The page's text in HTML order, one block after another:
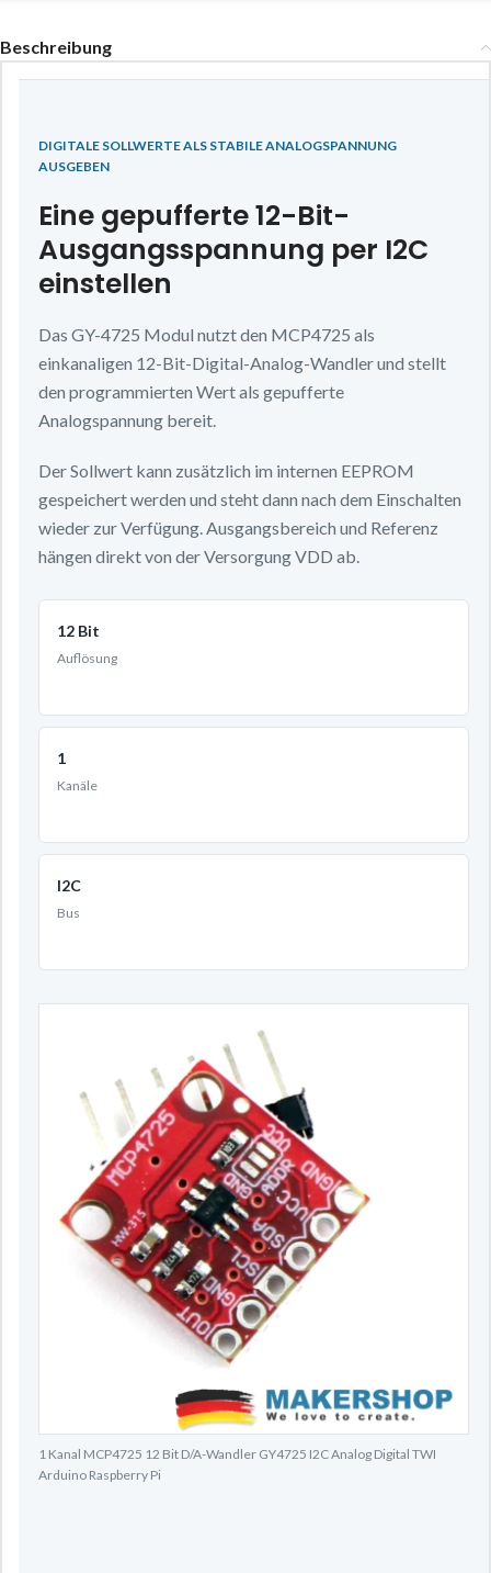
Beschreibung
DIGITALE SOLLWERTE ALS STABILE ANALOGSPANNUNG
AUSGEBEN
Eine gepufferte 12-Bit-
Ausgangsspannung per I2C
einstellen
Das GY-4725 Modul nutzt den MCP4725 als
einkanaligen 12-Bit-Digital-Analog-Wandler und stellt
den programmierten Wert als gepufferte
Analogspannung bereit.
Der Sollwert kann zusätzlich im internen EEPROM
gespeichert werden und steht dann nach dem Einschalten
wieder zur Verfügung. Ausgangsbereich und Referenz
hängen direkt von der Versorgung VDD ab.
12 Bit
Auflösung
1
Kanäle
I2C
Bus
1 Kanal MCP4725 12 Bit D/A-Wandler GY4725 I2C Analog Digital TWI
Arduino Raspberry Pi